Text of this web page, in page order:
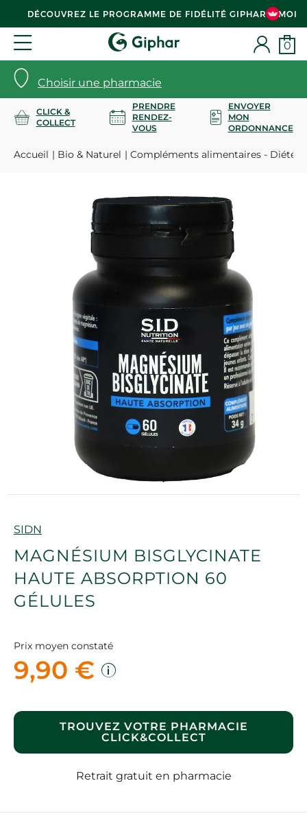
DÉCOUVREZ LE PROGRAMME DE FIDÉLITÉ GIPHAR & MOI
Choisir une pharmacie
0
CLICK &
COLLECT
PRENDRE
RENDEZ-
VOUS
ENVOYER
MON
ORDONNANCE
Accueil Bio & Naturel Compléments alimentaires -
Marque
SIDN
MAGNÉSIUM BISGLYCINATE
HAUTE ABSORPTION 60
GÉLULES
Prix moyen constaté
9,90 €
TROUVEZ VOTRE PHARMACIE
CLICK&COLLECT
Retrait gratuit en pharmacie